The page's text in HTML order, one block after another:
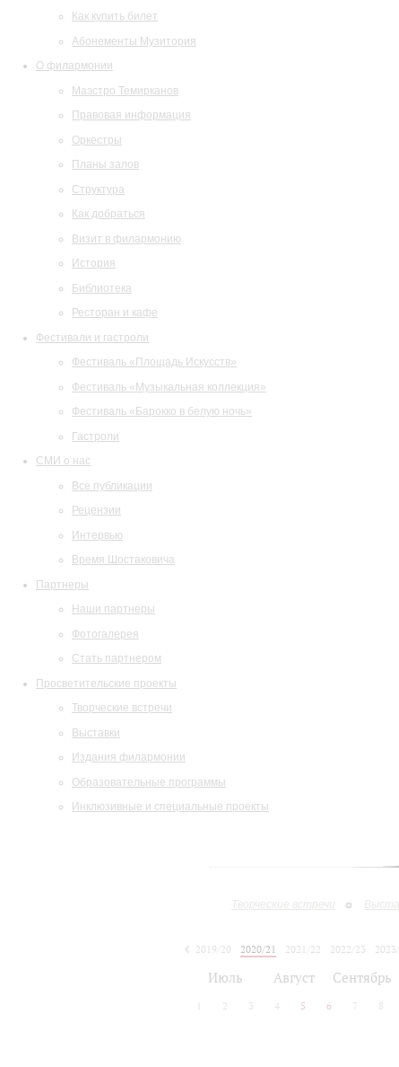
Как купить билет
Абонементы Музитория
О филармонии
Маэстро Темирканов
Правовая информация
Оркестры
Планы залов
Структура
Как добраться
Визит в филармонию
История
Библиотека
Ресторан и кафе
Фестивали и гастроли
Фестиваль «Площадь Искусств»
Фестиваль «Музыкальная коллекция»
Фестиваль «Барокко в белую ночь»
Гастроли
СМИ о нас
Все публикации
Рецензии
Интервью
Время Шостаковича
Партнеры
Наши партнеры
Фотогалерея
Стать партнером
Просветительские проекты
Творческие встречи
Выставки
Издания филармонии
Образовательные программы
Инклюзивные и специальные проекты
Творческие встречи
2019/20 2020/21 2021/22 2022/23
Июль Август Сентябрь
2 3 4 5 6 7 8